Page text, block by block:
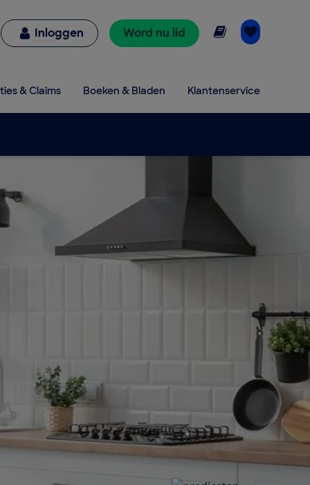
Inloggen Word nu lid Online lezen
& Claims Boeken & Bladen Klantenservice